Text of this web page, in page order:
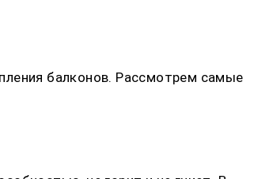
балконов. Рассмотрем самые